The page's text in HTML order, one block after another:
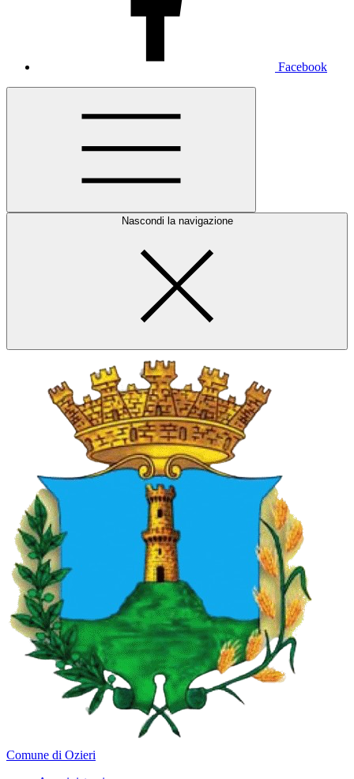
Facebook
Nascondi la navigazione
Comune di Ozieri